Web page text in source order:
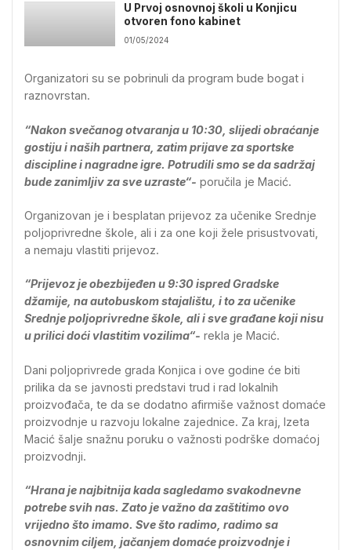
U Prvoj osnovnoj školi u Konjicu
otvoren fono kabinet
01/05/2024
Organizatori su se pobrinuli da program bude bogat i
raznovrstan.
“Nakon svečanog otvaranja u 10:30, slijedi obraćanje
gostiju i naših partnera, zatim prijave za sportske
discipline i nagradne igre. Potrudili smo se da sadržaj
bude zanimljiv za sve uzraste“- poručila je Macić.
Organizovan je i besplatan prijevoz za učenike Srednje
poljoprivredne škole, ali i za one koji žele prisustvovati,
a nemaju vlastiti prijevoz.
“Prijevoz je obezbijeđen u 9:30 ispred Gradske
džamije, na autobuskom stajalištu, i to za učenike
Srednje poljoprivredne škole, ali i sve građane koji nisu
u prilici doći vlastitim vozilima“- rekla je Macić.
Dani poljoprivrede grada Konjica i ove godine će biti
prilika da se javnosti predstavi trud i rad lokalnih
proizvođača, te da se dodatno afirmiše važnost domaće
proizvodnje u razvoju lokalne zajednice. Za kraj, Izeta
Macić šalje snažnu poruku o važnosti podrške domaćoj
proizvodnji.
“Hrana je najbitnija kada sagledamo svakodnevne
potrebe svih nas. Zato je važno da zaštitimo ovo
vrijedno što imamo. Sve što radimo, radimo sa
osnovnim ciljem, jačanjem domaće proizvodnje i